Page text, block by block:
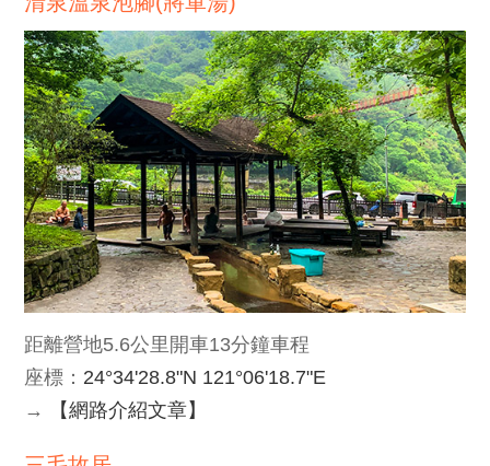
距離營地5.6公里開車13分鐘車程
座標： 24°34'28.8"N 121°06'18.7"E
→
【網路介紹文章】